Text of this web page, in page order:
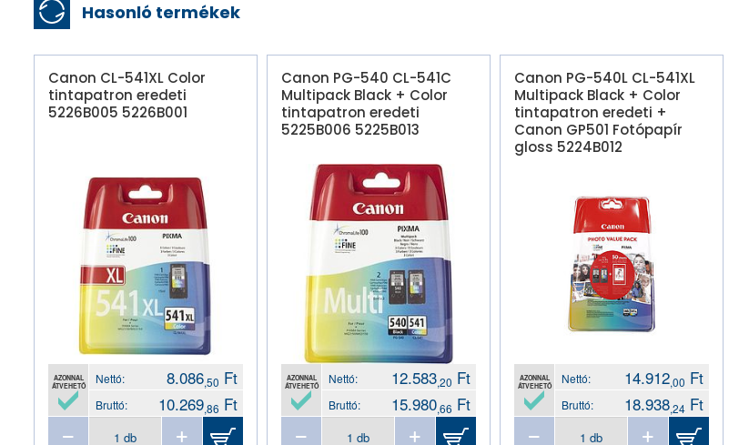
Hasonló termékek
Canon CL-541XL Color
tintapatron eredeti
5226B005 5226B001
AZONNAL
ÁTVEHETŐ
Nettó: 8.086,50 Ft
Bruttó: 10.269,86 Ft
Canon PG-540 CL-541C
Multipack Black + Color
tintapatron eredeti
5225B006 5225B013
AZONNAL
ÁTVEHETŐ
Nettó: 12.583,20 Ft
Bruttó: 15.980,66 Ft
Canon PG-540L CL-541XL
Multipack Black + Color
tintapatron eredeti +
Canon GP501 Fotópapír
gloss 5224B012
AZONNAL
ÁTVEHETŐ
Nettó: 14.912,00 Ft
Bruttó: 18.938,24 Ft